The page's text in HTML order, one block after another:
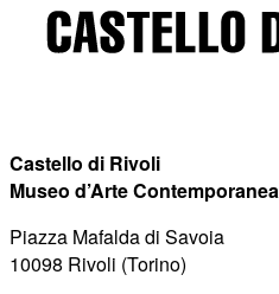
Castello di Rivoli
Museo d’Arte Contemporanea
Piazza Mafalda di Savoia
10098 Rivoli (Torino)